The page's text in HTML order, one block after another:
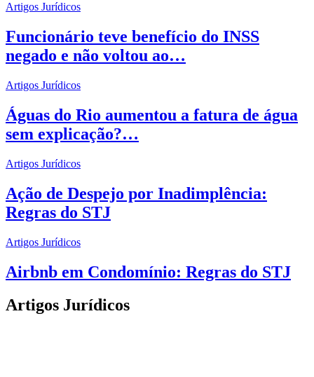
Artigos Jurídicos
Funcionário teve benefício do INSS
negado e não voltou ao…
Artigos Jurídicos
Águas do Rio aumentou a fatura de água
sem explicação?…
Artigos Jurídicos
Ação de Despejo por Inadimplência:
Regras do STJ
Artigos Jurídicos
Airbnb em Condomínio: Regras do STJ
Artigos Jurídicos